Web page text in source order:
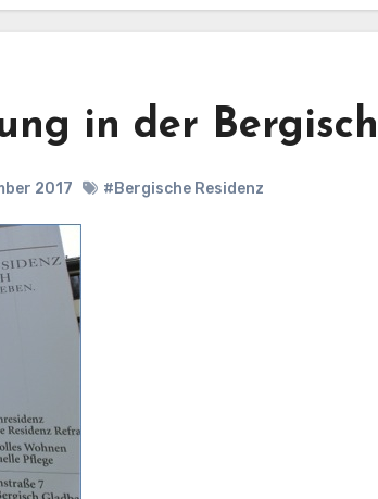
in der
2017 #Bergische Residenz